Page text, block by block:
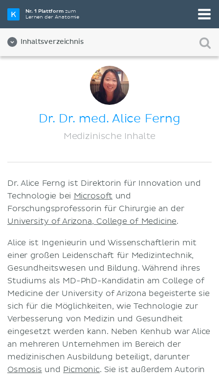
Nr. 1 Plattformzum
Lernen der Anatomie
Inhaltsverzeichnis
Jobs
Kontakt
Impressum
Geschäftsbedingungen
Datenschutzerklärung
Dr. Dr. med. Alice Ferng
Medizinische Inhalte
Dr. Alice Ferng ist Direktorin für Innovation und
Technologie bei Microsoft und
Forschungsprofessorin für Chirurgie an der
University of Arizona, College of Medicine.
Alice ist Ingenieurin und Wissenschaftlerin mit
einer großen Leidenschaft für Medizintechnik,
Gesundheitswesen und Bildung. Während ihres
Studiums als MD-PhD-Kandidatin am College of
Medicine der University of Arizona begeisterte sie
sich für die Möglichkeiten, wie Technologie zur
Verbesserung von Medizin und Gesundheit
eingesetzt werden kann. Neben Kenhub war Alice
an mehreren Unternehmen im Bereich der
medizinischen Ausbildung beteiligt, darunter
Osmosis und Picmonic. Sie ist außerdem Autorin